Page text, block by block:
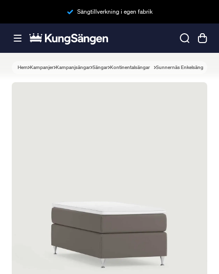
Sängtillverkning i egen fabrik
Hem Kampanjer Kampanjsängar Sängar Kontinentalsängar Sunnernäs Enkelsäng